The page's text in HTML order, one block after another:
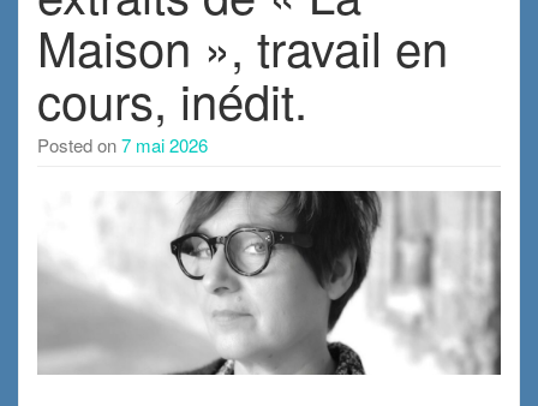
Maison », travail en
cours, inédit.
Posted on7 mai 2026